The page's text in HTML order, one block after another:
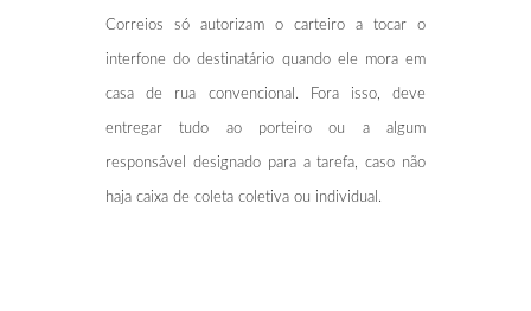
Correios só autorizam o carteiro a tocar o
interfone do destinatário quando ele mora em
casa de rua convencional. Fora isso, deve
entregar tudo ao porteiro ou a algum
responsável designado para a tarefa, caso não
haja caixa de coleta coletiva ou individual.